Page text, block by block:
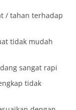
/ tahan terhadap
tidak mudah
sangat rapi
tidak